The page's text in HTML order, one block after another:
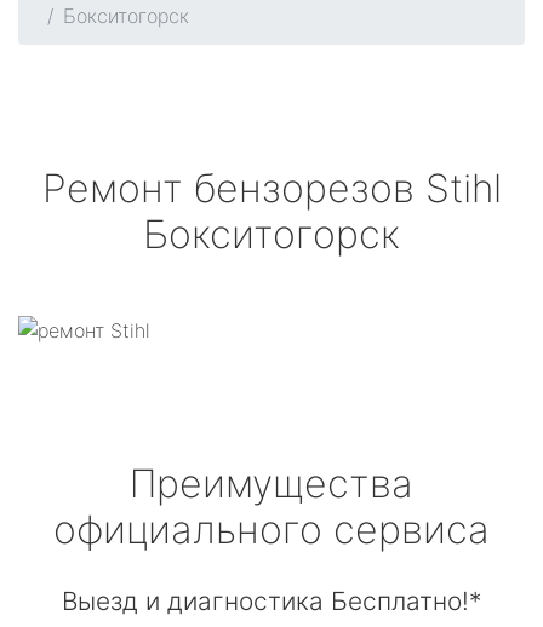
Бокситогорск
Ремонт бензорезов Stihl
Бокситогорск
Преимущества
официального сервиса
Выезд и диагностика Бесплатно!*